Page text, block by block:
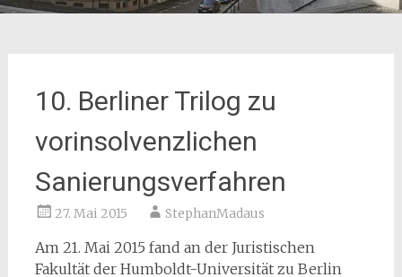
10. Berliner Trilog zu
vorinsolvenzlichen
Sanierungsverfahren
27. Mai 2015 StephanMadaus
Am 21. Mai 2015 fand an der Juristischen
Fakultät der Humboldt-Universität zu Berlin